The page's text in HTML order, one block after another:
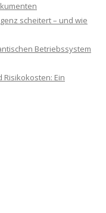
scheitert – und wie
Betriebssystem
Ein